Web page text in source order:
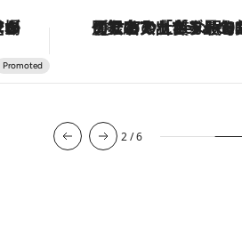
ギフトまで。大人のための「ReFa GINZA」クルーズ 【夏限定ディナーコース】旬を迎える稚鮎や花ズッキーニなどをイタリア・
3/6